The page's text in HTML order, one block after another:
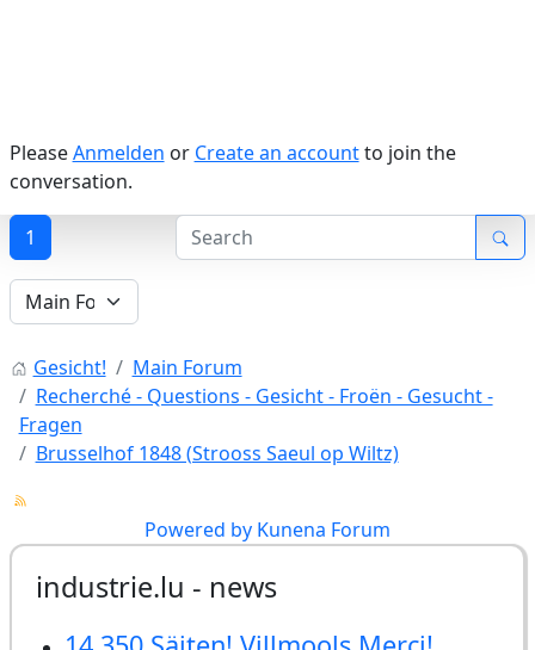
PleaseAnmelden or Create an accountto join the
conversation.
1
Gesicht!
Main Forum
Recherché - Questions - Gesicht - Froën - Gesucht -
Fragen
Brusselhof 1848 (Strooss Saeul op Wiltz)
Powered by Kunena Forum
industrie.lu - news